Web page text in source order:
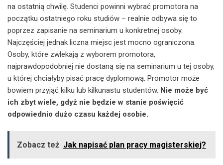
na ostatnią chwilę. Studenci powinni wybrać promotora na
początku ostatniego roku studiów – realnie odbywa się to
poprzez zapisanie na seminarium u konkretnej osoby.
Najczęściej jednak liczna miejsc jest mocno ograniczona.
Osoby, które zwlekają z wyborem promotora,
najprawdopodobniej nie dostaną się na seminarium u tej osoby,
u której chciałyby pisać pracę dyplomową. Promotor może
bowiem przyjąć kilku lub kilkunastu studentów. Nie może być
ich zbyt wiele, gdyż nie będzie w stanie poświęcić
odpowiednio dużo czasu każdej osobie.
Zobacz też ​​Jak napisać plan pracy magisterskiej?